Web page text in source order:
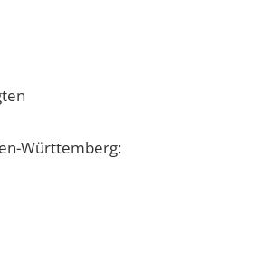
Württemberg: